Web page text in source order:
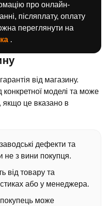
про онлайн-
післяплату, оплату
переглянути на
.
від магазину.
конкретної моделі та може
, якщо це вказано в
заводські дефекти та
не з вини покупця.
від товару та
або у менеджера.
покупець може